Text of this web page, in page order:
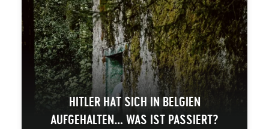
HITLER HAT SICH IN BELGIEN
AUFGEHALTEN… WAS IST PASSIERT?